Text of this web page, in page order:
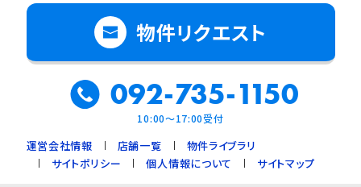
物件リクエスト
092-735-1150
10:00～17:00受付
運営会社情報 店舗一覧
物件ライブラリ
サイトポリシー
個人情報について サイトマップ